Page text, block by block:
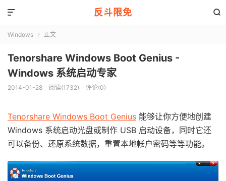
反斗限免 

Windows  正文
Tenorshare Windows Boot Genius -
Windows 系统启动专家
2014-01-28 阅读(1732) 评论(0)
Tenorshare Windows Boot Genius 能够让你方便地创建
Windows 系统启动光盘或制作 USB 启动设备，同时它还
可以备份、还原系统数据，重置本地帐户密码等等功能。